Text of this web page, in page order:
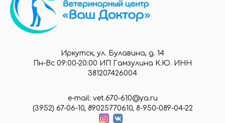
Иркутск, ул. Булавина, д. 14
Пн-Вс 09:00-20:00 ИП Гамзулина К.Ю. ИНН
381207426004
e-mail: vet.670-610@ya.ru
(3952) 67-06-10, 89025770610, 8-950-089-04-22